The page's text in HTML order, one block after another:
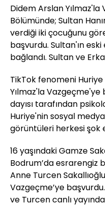
Didem Arslan Yılmaz'la
Bölümünde; Sultan
verdiği iki çocuğunu
başvurdu. Sultan'ın eski
bağlandı. Sultan ve
TikTok fenomeni Huriye
Yılmaz'la Vazgeçme'ye
dayısı tarafından
Huriye'nin sosyal
görüntüleri herkesi şok
16 yaşındaki Gamze
Bodrum’da esrarengiz
Anne Turcen
Vazgeçme’ye
ve Turcen canlı